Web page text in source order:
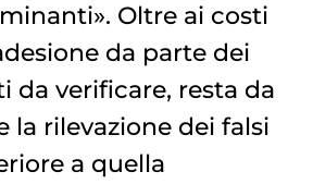
Oltre ai costi
da parte dei
da verificare, resta da
la rilevazione dei falsi
a quella